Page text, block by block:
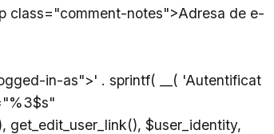
class="comment-notes">Adresa de e-
in-as">' . sprintf( __( 'Autentificat
$user_identity,